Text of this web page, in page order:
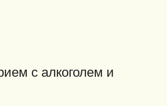
с алкоголем и